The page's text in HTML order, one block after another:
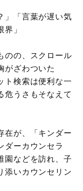
」「言葉が遅い気
」
のの、スクロール
がざわついた
検索は便利な一
危うさもそなえて
在が、「キンダー
ダーカウンセラ
園などを訪れ、子
添いカウンセリン